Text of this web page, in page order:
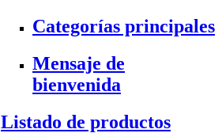
Categorías principales
Mensaje de
bienvenida
Listado de productos